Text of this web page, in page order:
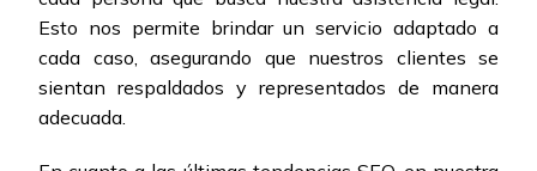
Esto nos permite brindar un servicio adaptado a
cada caso, asegurando que nuestros clientes se
sientan respaldados y representados de manera
adecuada.